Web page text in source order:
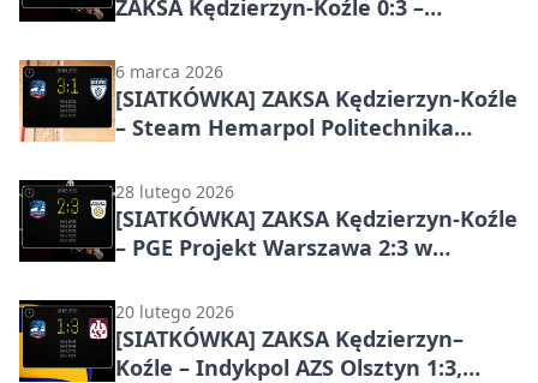
ZAKSA Kędzierzyn-Koźle 0:3 –
6 marca 2026
[SIATKÓWKA] ZAKSA Kędzierzyn-Koźle
– Steam Hemarpol Politechnika
gospodarzy w 25. kolejce PlusLigi
28 lutego 2026
[SIATKÓWKA] ZAKSA Kędzierzyn-Koźle
– PGE Projekt Warszawa 2:3 w
20 lutego 2026
[SIATKÓWKA] ZAKSA Kędzierzyn–
Koźle – Indykpol AZS Olsztyn 1:3,